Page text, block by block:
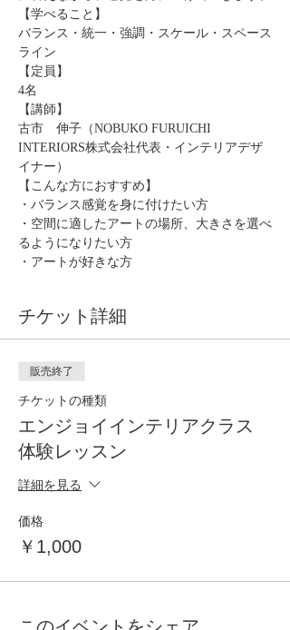
【学べること】
バランス・統一・強調・スケール・スペース
ライン
【定員】
4名
【講師】
古市　伸子（NOBUKO FURUICHI
INTERIORS株式会社代表・インテリアデザ
イナー）
【こんな方におすすめ】
・バランス感覚を身に付けたい方
・空間に適したアートの場所、大きさを選べ
るようになりたい方
・アートが好きな方
チケット詳細
販売終了
チケットの種類
エンジョイインテリアクラス
体験レッスン
詳細を見る
価格
￥1,000